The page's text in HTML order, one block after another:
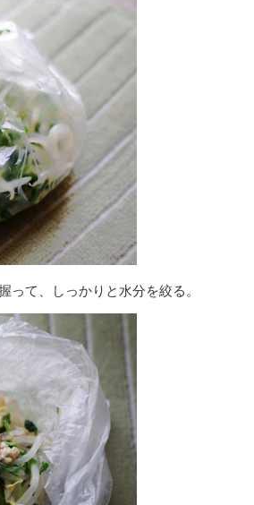
て、しっかりと水分を絞る。